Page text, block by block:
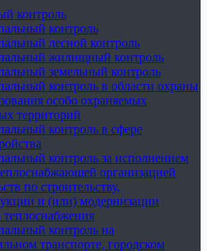
контроль
контроль
лесной контроль
жилищный контроль
земельный контроль
контроль в области охраны
особо охраняемых
территорий
контроль в сфере
контроль за исполнением
организацией
по строительству,
и (или) модернизации
теплоснабжения
контроль на
транспорте, городском